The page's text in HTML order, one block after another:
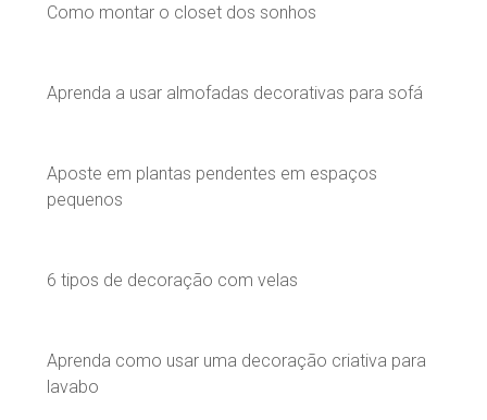
Como montar o closet dos sonhos
Aprenda a usar almofadas decorativas para sofá
Aposte em plantas pendentes em espaços
pequenos
6 tipos de decoração com velas
Aprenda como usar uma decoração criativa para
lavabo